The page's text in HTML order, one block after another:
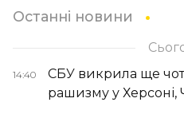
Останні новини
14:40
СБУ викрила ще
рашизму у Херсоні,